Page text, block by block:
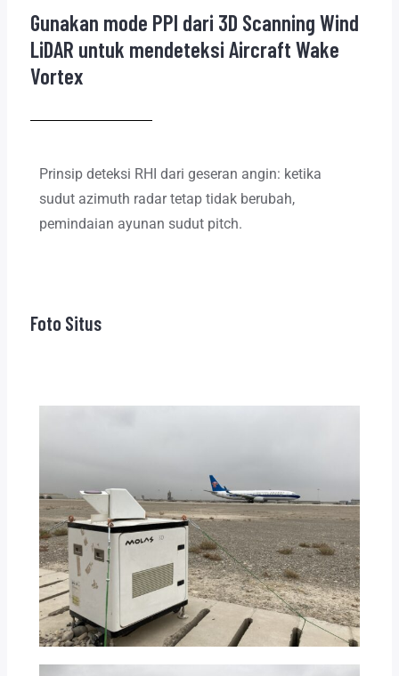
Gunakan mode PPI dari 3D Scanning Wind
LiDAR untuk mendeteksi Aircraft Wake
Vortex
Prinsip deteksi RHI dari geseran angin: ketika
sudut azimuth radar tetap tidak berubah,
pemindaian ayunan sudut pitch.
Foto Situs